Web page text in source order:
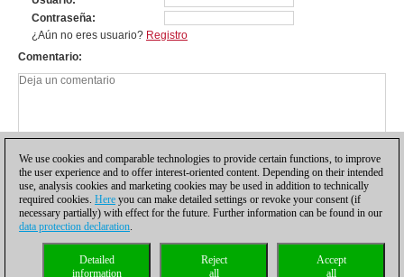
Contraseña
¿Aún no eres usuario? Registro
Comentario
Política de privacidad |Para contactar Cookies Management
Licencias
Compliance Hotline
We use cookies and comparable technologies to provide certain functions, to improve
the user experience and to offer interest-oriented content. Depending on their intended
use, analysis cookies and marketing cookies may be used in addition to technically
required cookies. Here you can make detailed settings or revoke your consent (if
necessary partially) with effect for the future. Further information can be found in our
data protection declaration.
Accept
all
Reject
all
Detailed
information